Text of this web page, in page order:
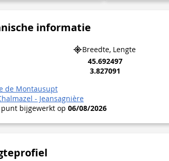
informatie
Breedte, Lengte
45.692497
3.827091
de Montausupt
- Jeansagnière
bijgewerkt op 06/08/2026